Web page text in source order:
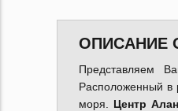
ОПИСАНИЕ
Представляем
Расположенный в
моря. Центр